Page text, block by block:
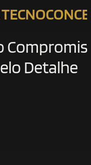
Detalhe